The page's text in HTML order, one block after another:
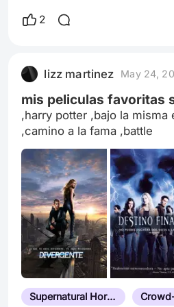
a las profundidades del
2
lizz martinez May 24,
mis peliculas favoritas
,harry potter ,bajo la misma estrella
,camino a la fama ,battle
Supernatural Horror